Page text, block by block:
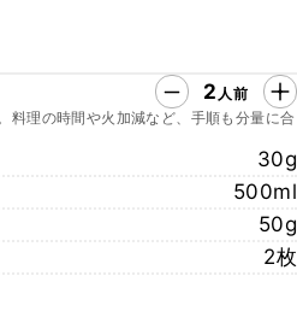
2 人前
料理の時間や火加減など、手順も分量に合
30g
500ml
50g
2枚